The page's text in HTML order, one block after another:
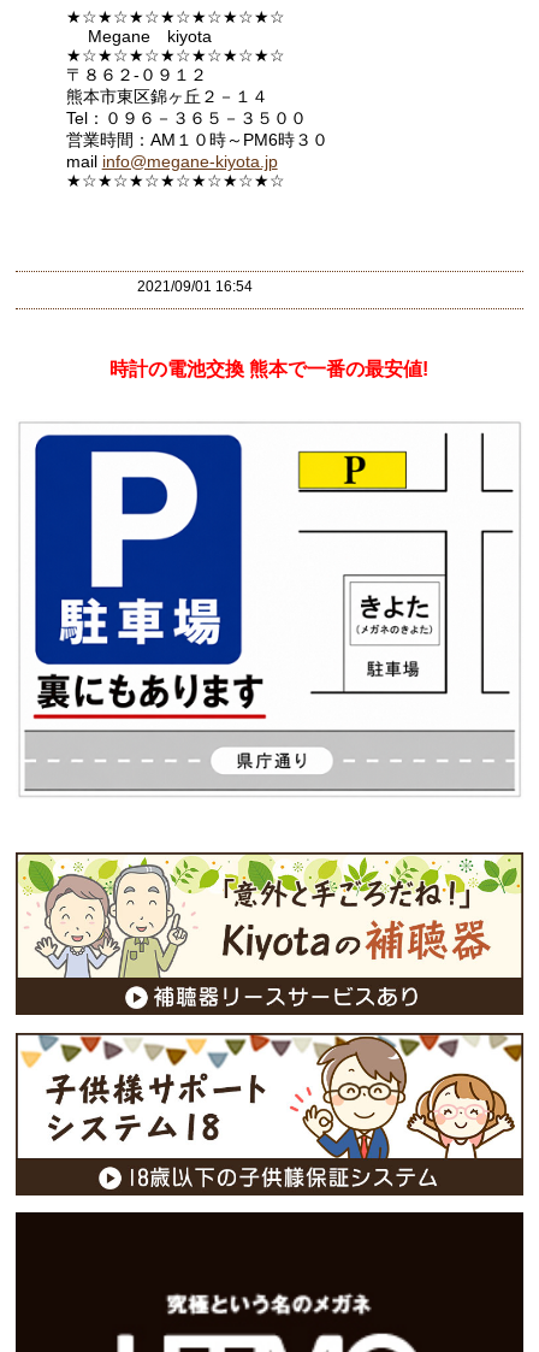
★☆★☆★☆★☆★☆★☆★☆
Megane kiyota
★☆★☆★☆★☆★☆★☆★☆
〒８６２-０９１２
熊本市東区錦ヶ丘２－１４
Tel：０９６－３６５－３５００
営業時間：AM１０時～PM6時３０
mail info@megane-kiyota.jp
★☆★☆★☆★☆★☆★☆★☆
2021/09/01 16:54
時計の電池交換 熊本で一番の最安値!